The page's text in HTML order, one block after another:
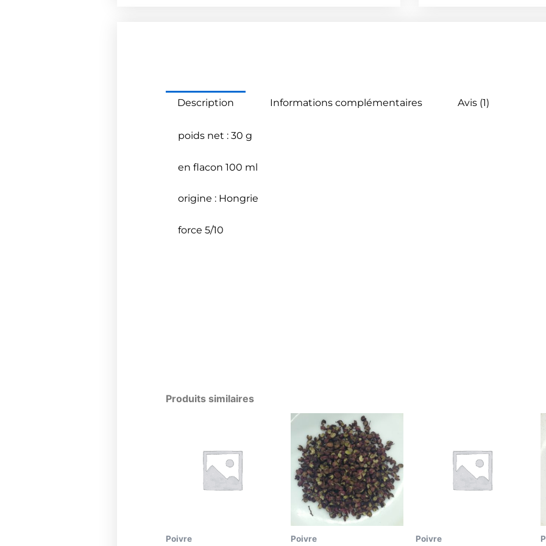
Description Informations complémentaires Avis (1)
poids net : 30 g
en flacon 100 ml
origine : Hongrie
force 5/10
Produits similaires
Poivre Poivre Poivre